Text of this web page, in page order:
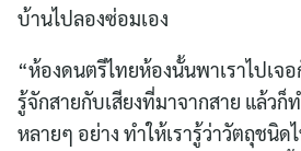
บ้านไปลองซ่อมเอง
“ห้องดนตรีไทยห้องนั้นพาเราไปเจอ
รู้จักสายกับเสียงที่มาจากสาย แล้วก็
หลายๆ อย่าง ทำให้เรารู้ว่าวัตถุชนิ